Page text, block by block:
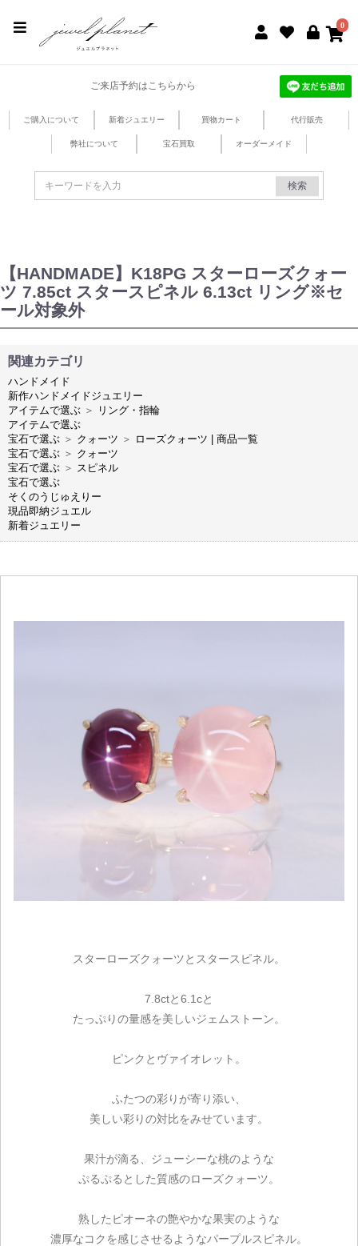
0
ご来店予約はこちらから
ご購入について 新着ジュエリー 買物カート 代行販売
弊社について 宝石買取 オーダーメイド
検索
【HANDMADE】K18PG スターローズクォー
ツ 7.85ct スタースピネル 6.13ct リング※セ
ール対象外
関連カテゴリ
ハンドメイド
新作ハンドメイドジュエリー
アイテムで選ぶ ＞
リング・指輪
アイテムで選ぶ
宝石で選ぶ ＞ クォーツ ＞ ローズクォーツ | 商品一覧
宝石で選ぶ ＞ クォーツ
宝石で選ぶ ＞ スピネル
宝石で選ぶ
そくのうじゅえりー
現品即納ジュエル
新着ジュエリー
スターローズクォーツとスタースピネル。
7.8ctと6.1cと
たっぷりの量感を美しいジェムストーン。
ピンクとヴァイオレット。
ふたつの彩りが寄り添い、
美しい彩りの対比をみせています。
果汁が滴る、ジューシーな桃のような
ぷるぷるとした質感のローズクォーツ。
熟したピオーネの艶やかな果実のような
濃厚なコクを感じさせるようなパープルスピネル。